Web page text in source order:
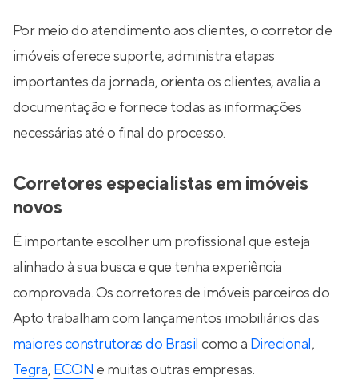
Por meio do atendimento aos clientes, o corretor de
imóveis oferece suporte, administra etapas
importantes da jornada, orienta os clientes, avalia a
documentação e fornece todas as informações
necessárias até o final do processo.
Corretores especialistas em imóveis
novos
É importante escolher um profissional que esteja
alinhado à sua busca e que tenha experiência
comprovada. Os corretores de imóveis parceiros do
Apto trabalham com lançamentos imobiliários das
maiores construtoras do Brasil como a Direcional,
Tegra, ECON e muitas outras empresas.